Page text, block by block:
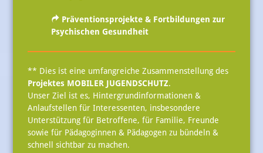
Präventionsprojekte & Fortbildungen zur
Psychischen Gesundheit
** Dies ist eine umfangreiche Zusammenstellung des
Projektes MOBILER JUGENDSCHUTZ.
Unser Ziel ist es, Hintergrundinformationen &
Anlaufstellen für Interessenten, insbesondere
Unterstützung für Betroffene, für Familie, Freunde
sowie für Pädagoginnen & Pädagogen zu bündeln &
schnell sichtbar zu machen.